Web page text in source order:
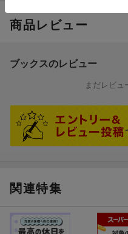
商品レビュー
ブックスのレビュー
まだレビュ
関連特集